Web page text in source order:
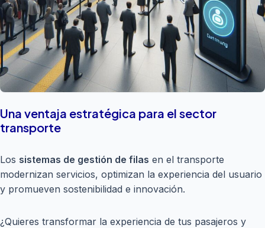
Una ventaja estratégica para el sector
transporte
Los sistemas de gestión de filas en el transporte
modernizan servicios, optimizan la experiencia del usuario
y promueven sostenibilidad e innovación.
¿Quieres transformar la experiencia de tus pasajeros y